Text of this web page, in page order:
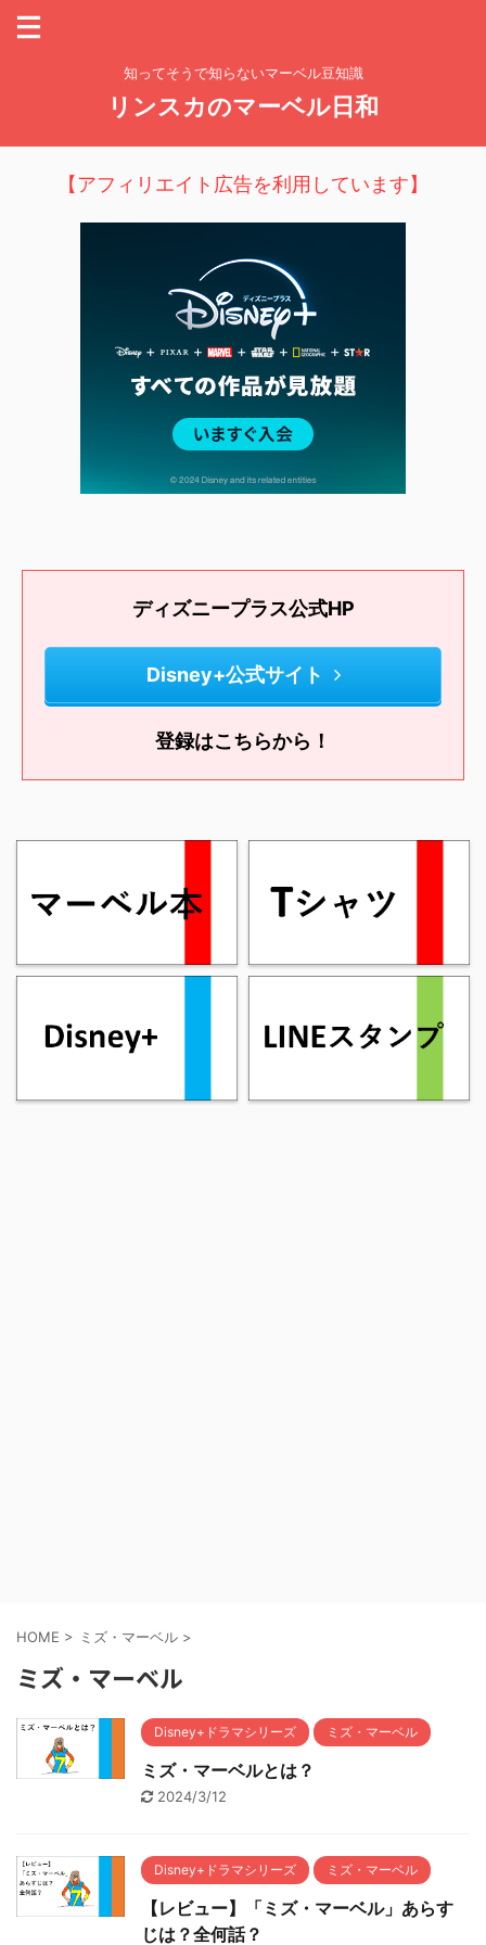
知ってそうで知らないマーベル豆知識
リンスカのマーベル日和
【アフィリエイト広告を利用しています】
ディズニープラス公式HP
Disney+公式サイト
登録はこちらから！
HOME > ミズ・マーベル >
ミズ・マーベル
Disney+ドラマシリーズ ミズ・マーベル
ミズ・マーベルとは？
2024/3/12
Disney+ドラマシリーズ ミズ・マーベル
【レビュー】「ミズ・マーベル」あらす
じは？全何話？